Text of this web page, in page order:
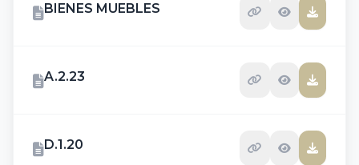
BIENES MUEBLES
A.2.23
D.1.20